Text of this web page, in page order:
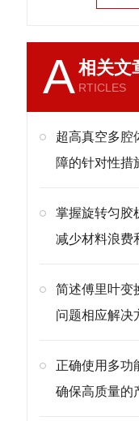
A相关文
RTICLES
超高真空多腔
障的针对性措
掌握旋转匀胶
减少材料浪费
简述傅里叶变
问题相应解决
正确使用多功
确保高质量的